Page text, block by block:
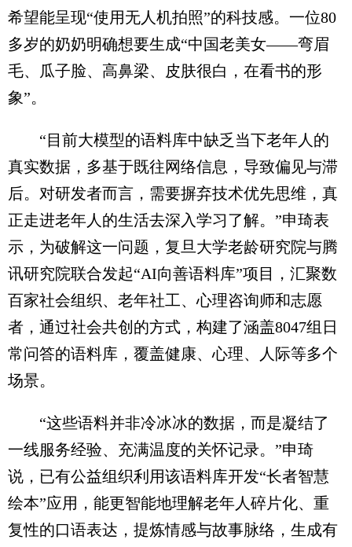
希望能呈现“使用无人机拍照”的科技感。一位80
多岁的奶奶明确想要生成“中国老美女——弯眉
毛、瓜子脸、高鼻梁、皮肤很白，在看书的形
象”。
“目前大模型的语料库中缺乏当下老年人的
真实数据，多基于既往网络信息，导致偏见与滞
后。对研发者而言，需要摒弃技术优先思维，真
正走进老年人的生活去深入学习了解。”申琦表
示，为破解这一问题，复旦大学老龄研究院与腾
讯研究院联合发起“AI向善语料库”项目，汇聚数
百家社会组织、老年社工、心理咨询师和志愿
者，通过社会共创的方式，构建了涵盖8047组日
常问答的语料库，覆盖健康、心理、人际等多个
场景。
“这些语料并非冷冰冰的数据，而是凝结了
一线服务经验、充满温度的关怀记录。”申琦
说，已有公益组织利用该语料库开发“长者智慧
绘本”应用，能更智能地理解老年人碎片化、重
复性的口语表达，提炼情感与故事脉络，生成有